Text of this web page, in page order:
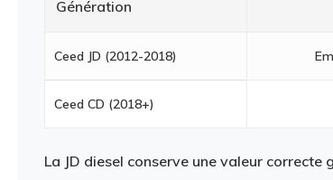
Génération
Ceed JD (2012-2018)
Ceed CD (2018+)
La JD diesel conserve une valeur